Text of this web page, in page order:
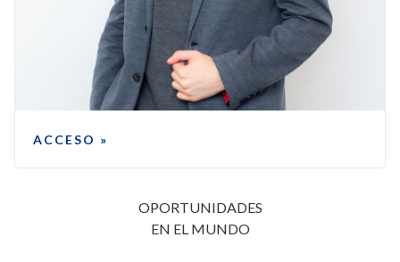
ACCESO »
OPORTUNIDADES
EN EL MUNDO